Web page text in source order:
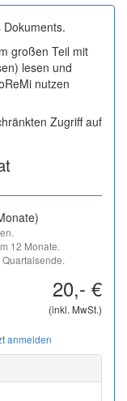
großen Teil mit
lesen und
nutzen
Zugriff auf
12 Monate.
20,- €
(inkl. MwSt.)
anmelden